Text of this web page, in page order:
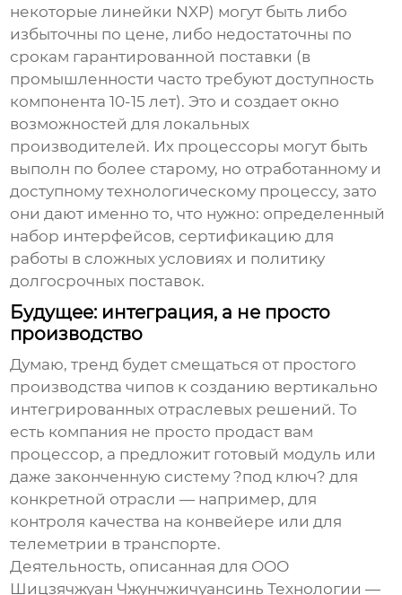
некоторые линейки NXP) могут быть либо
избыточны по цене, либо недостаточны по
срокам гарантированной поставки (в
промышленности часто требуют доступность
компонента 10-15 лет). Это и создает окно
возможностей для локальных
производителей. Их процессоры могут быть
выполн по более старому, но отработанному и
доступному технологическому процессу, зато
они дают именно то, что нужно: определенный
набор интерфейсов, сертификацию для
работы в сложных условиях и политику
долгосрочных поставок.
Будущее: интеграция, а не просто
производство
Думаю, тренд будет смещаться от простого
производства чипов к созданию вертикально
интегрированных отраслевых решений. То
есть компания не просто продаст вам
процессор, а предложит готовый модуль или
даже законченную систему ?под ключ? для
конкретной отрасли — например, для
контроля качества на конвейере или для
телеметрии в транспорте.
Деятельность, описанная для ООО
Шицзячжуан Чжунчжичуансинь Технологии —